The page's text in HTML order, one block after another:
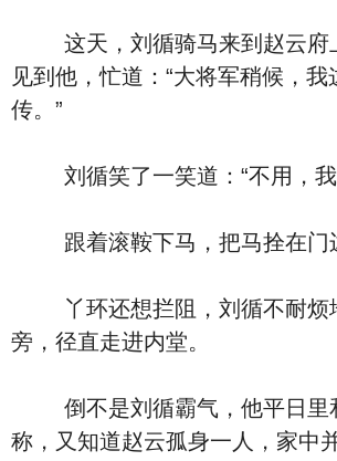
这天，刘循骑马来到赵云府
见到他，忙道：“大将军稍候，我
传。”
刘循笑了一笑道：“不用，我
跟着滚鞍下马，把马拴在门
丫环还想拦阻，刘循不耐烦
旁，径直走进内堂。
倒不是刘循霸气，他平日里
称，又知道赵云孤身一人，家中